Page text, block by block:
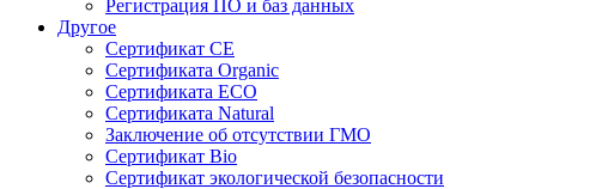
Регистрация ПО и баз данных
Другое
Сертификат СЕ
Сертификата Organic
Сертификата ECO
Сертификата Natural
Заключение об отсутствии ГМО
Сертификат Bio
Сертификат экологической безопасности